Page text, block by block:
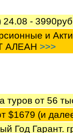
24.08 -
и
АЛЕАН >>>
туров от 56
$1679 (и
Год Гарант.